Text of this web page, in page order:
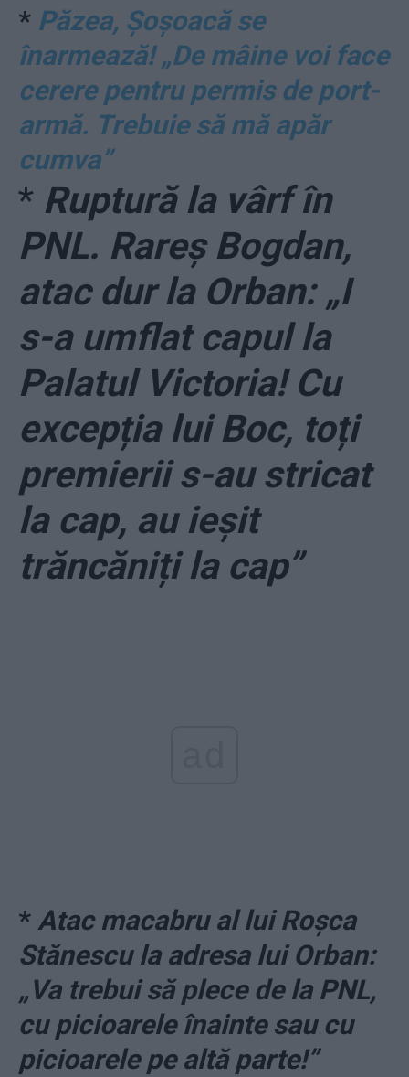
* Păzea, Șoșoacă se
înarmează! „De mâine voi face
cerere pentru permis de port-
armă. Trebuie să mă apăr
cumva”
* Ruptură la vârf în
PNL. Rareș Bogdan,
atac dur la Orban: „I
s-a umflat capul la
Palatul Victoria! Cu
excepția lui Boc, toți
premierii s-au stricat
la cap, au ieșit
trăncăniți la cap”
* Atac macabru al lui Roșca
Stănescu la adresa lui Orban:
„Va trebui să plece de la PNL,
cu picioarele înainte sau cu
picioarele pe altă parte!”